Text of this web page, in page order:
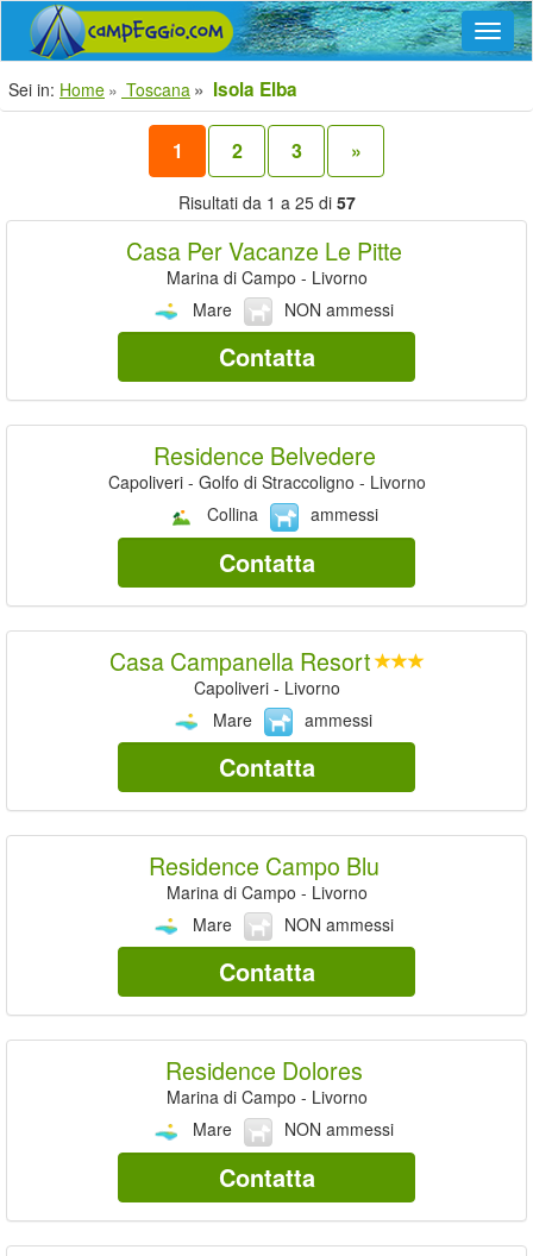
Sei in: Home Toscana Isola Elba
1 2 3 »
Risultati da 1 a 25 di 57
Casa Per Vacanze Le Pitte
Marina di Campo - Livorno
Mare
NON ammessi
Contatta
Residence Belvedere
Capoliveri - Golfo di Straccoligno - Livorno
Collina
ammessi
Contatta
Casa Campanella Resort
Capoliveri - Livorno
Mare
ammessi
Contatta
Residence Campo Blu
Marina di Campo - Livorno
Mare
NON ammessi
Contatta
Residence Dolores
Marina di Campo - Livorno
Mare
NON ammessi
Contatta